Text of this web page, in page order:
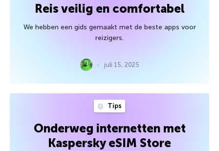
Reis veilig en comfortabel
We hebben een gids gemaakt met de beste apps voor
reizigers.
juli 15, 2025
Tips
Onderweg internetten met
Kaspersky eSIM Store